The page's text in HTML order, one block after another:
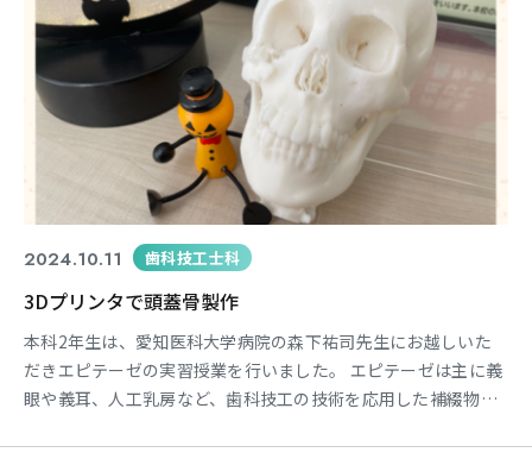
2024.10.11 歯科技工士科
3Dプリンタで頭蓋骨製作
本科2年生は、愛知医科大学病院の森下祐司先生にお越しいた
だきエピテーゼの実習授業を行いました。 エピテーゼは主に義
眼や義耳、人工乳房など、歯科技工の技術を応用した補綴物を